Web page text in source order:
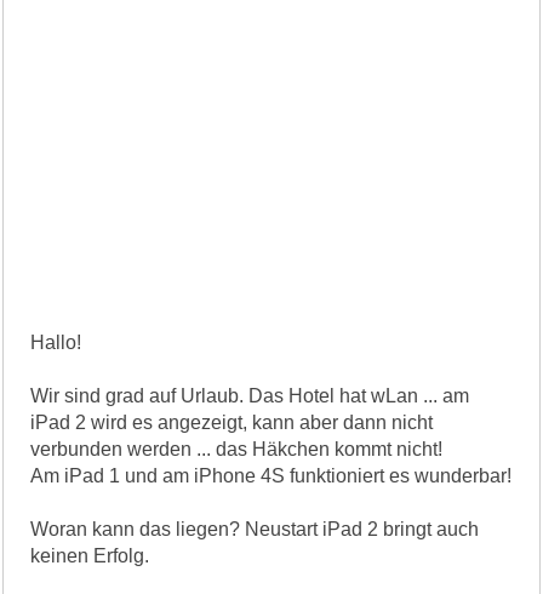
Hallo!
Wir sind grad auf Urlaub. Das Hotel hat wLan ... am
iPad 2 wird es angezeigt, kann aber dann nicht
verbunden werden ... das Häkchen kommt nicht!
Am iPad 1 und am iPhone 4S funktioniert es wunderbar!
Woran kann das liegen? Neustart iPad 2 bringt auch
keinen Erfolg.